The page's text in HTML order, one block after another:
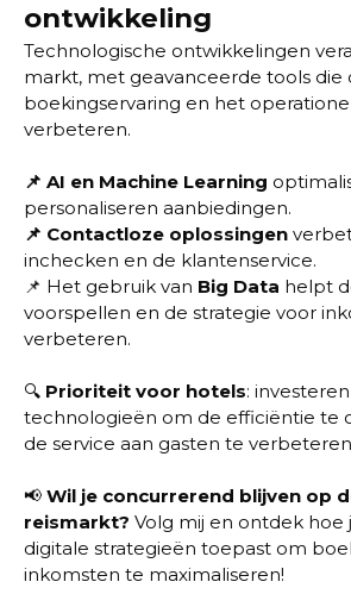
ontwikkeling
Technologische ontwikkelingen
markt, met geavanceerde tools die
boekingservaring en het
verbeteren.
📌 AI en Machine Learning
personaliseren aanbiedingen.
📌 Contactloze oplossingen
inchecken en de klantenservice.
📌 Het gebruik van Big Data helpt
voorspellen en de strategie voor
verbeteren.
🔍 Prioriteit voor hotels:
technologieën om de efficiëntie te
de service aan gasten te
📢 Wil je concurrerend blijven op
reismarkt? Volg mij en ontdek hoe
digitale strategieën toepast om
inkomsten te maximaliseren!